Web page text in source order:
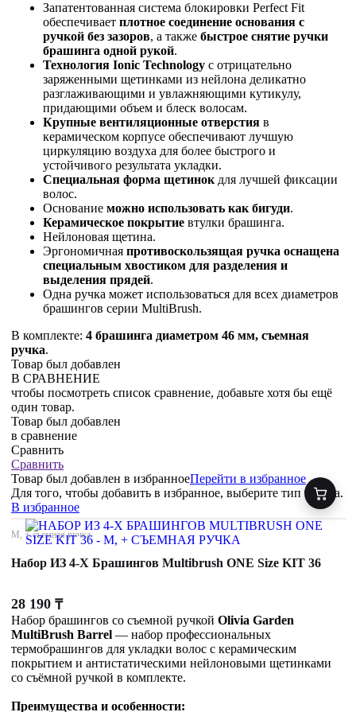
Запатентованная система блокировки Perfect Fit
обеспечивает плотное соединение основания с
ручкой без зазоров, а также быстрое снятие ручки
брашинга одной рукой.
Технология Ionic Technology с отрицательно
заряженными щетинками из нейлона деликатно
разглаживающими и увлажняющими кутикулу,
придающими объем и блеск волосам.
Крупные вентиляционные отверстия в
керамическом корпусе обеспечивают лучшую
циркуляцию воздуха для более быстрого и
устойчивого результата укладки.
Специальная форма щетинок для лучшей фиксации
волос.
Основание можно использовать как бигуди.
Керамическое покрытие втулки брашинга.
Нейлоновая щетина.
Эргономичная противоскользящая ручка оснащена
специальным хвостиком для разделения и
выделения прядей.
Одна ручка может использоваться для всех диаметров
брашингов серии MultiBrush.
В комплекте: 4 брашинга диаметром 46 мм, съемная
ручка.
Товар был добавлен
В СРАВНЕНИЕ
чтобы посмотреть список сравнение, добавьте хотя бы ещё
один товар.
Товар был добавлен
в сравнение
Сравнить
Сравнить
Товар был добавлен в избранноеПерейти в избранное
Для того, чтобы добавить в избранное, выберите тип товара.
В избранное
M, + съемная ручка
Набор ИЗ 4-Х Брашингов Multibrush ONE Size KIT 36
28 190 ₸
Набор брашингов со съемной ручкой Olivia Garden
MultiBrush Barrel — набор профессиональных
термобрашингов для укладки волос с керамическим
покрытием и антистатическими нейлоновыми щетинками
со съёмной ручкой в комплекте.
Преимущества и особенности: